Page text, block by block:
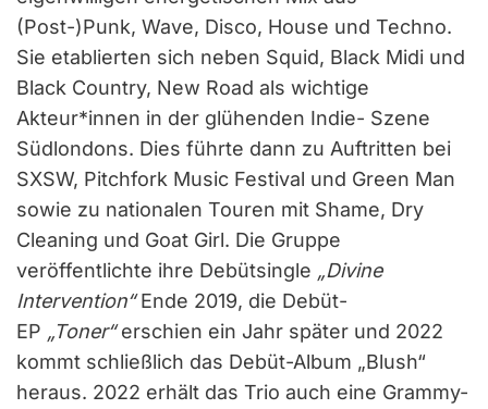
(Post-)Punk, Wave, Disco, House und Techno.
Sie etablierten sich neben Squid, Black Midi und
Black Country, New Road als wichtige
Akteur*innen in der glühenden Indie- Szene
Südlondons. Dies führte dann zu Auftritten bei
SXSW, Pitchfork Music Festival und Green Man
sowie zu nationalen Touren mit Shame, Dry
Cleaning und Goat Girl. Die Gruppe
veröffentlichte ihre Debütsingle „Divine
Intervention“Ende 2019, die Debüt-
EP „Toner“erschien ein Jahr später und 2022
kommt schließlich das Debüt-Album „Blush“
heraus. 2022 erhält das Trio auch eine Grammy-